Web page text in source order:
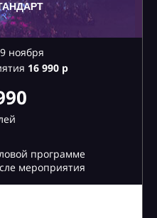
ноября
16990 р
программе
мероприятия